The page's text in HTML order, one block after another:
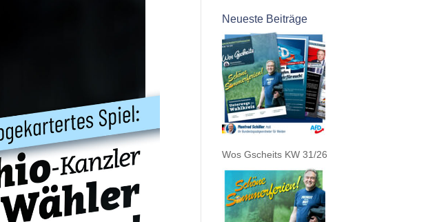
Neueste Beiträge
Wos Gscheits KW 31/26